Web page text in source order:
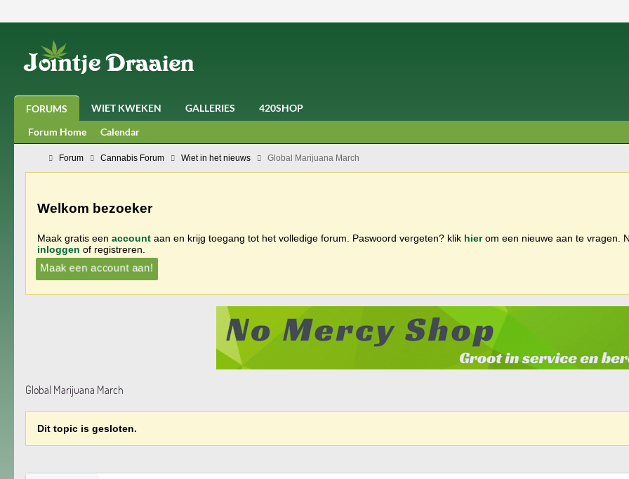
FORUMS WIET KWEKEN GALLERIES
420SHOP
Forum Home
Calendar
Forum Cannabis Forum Wiet in het nieuws Global Marijuana March
Welkom bezoeker
Maak gratis een account aan en krijg toegang tot het volledige forum. Paswoord vergeten? klik hierom een nieuwe aan te vragen.
inloggen of registreren.
Maak een account aan!
Global Marijuana March
Dit topic is gesloten.